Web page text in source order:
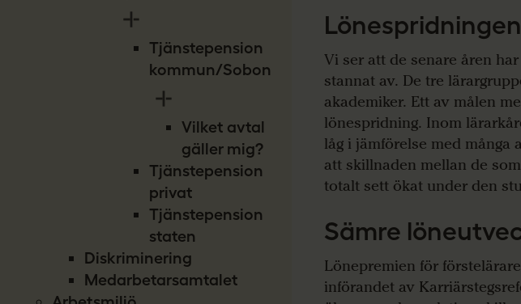
Tjänstepension
kommun/Sobona
Vilket avtal
gäller mig?
Tjänstepension
privat
Tjänstepension
staten
Diskriminering
Medarbetarsamtalet
Vi ser att de senare åren
stannat av. De tre
akademiker. Ett av målen
lönespridning. Inom
låg i jämförelse med
att skillnaden mellan de
totalt sett ökat under den
Sämre
Lönepremien för
införandet av